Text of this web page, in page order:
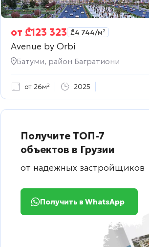
от ₾123 323 ₾4 744/м²
Avenue by Orbi
Батуми, район Багратиони
от 26м² 2025
Получите ТОП-7
объектов в Грузии
от надежных застройщиков
Получить в WhatsApp